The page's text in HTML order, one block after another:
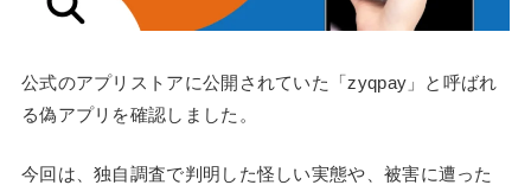
公式のアプリストアに公開されていた「zyqpay」と呼ばれ
る偽アプリを確認しました。
今回は、独自調査で判明した怪しい実態や、被害に遭った